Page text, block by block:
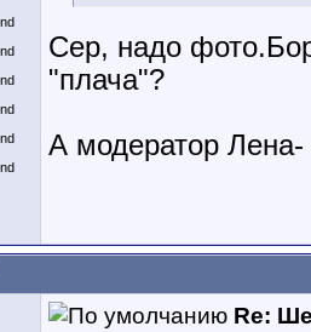
Сер, надо
"плача"?
А модератор
Re: